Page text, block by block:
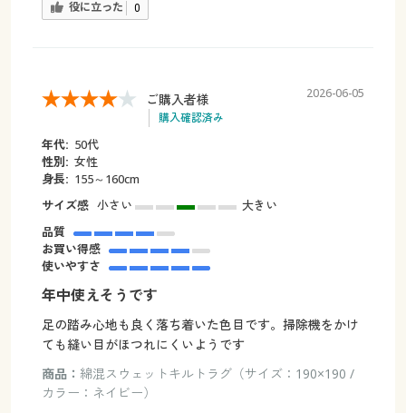
役に立った 0
ご購入者様
購入確認済み
2026-06-05
年代: 50代
性別: 女性
身長: 155～160cm
サイズ感 小さい
大きい
品質
お買い得感
使いやすさ
年中使えそうです
足の踏み心地も良く落ち着いた色目です。掃除機をかけ
ても縫い目がほつれにくいようです
商品： 綿混スウェットキルトラグ（サイズ：190×190 /
カラー：ネイビー）